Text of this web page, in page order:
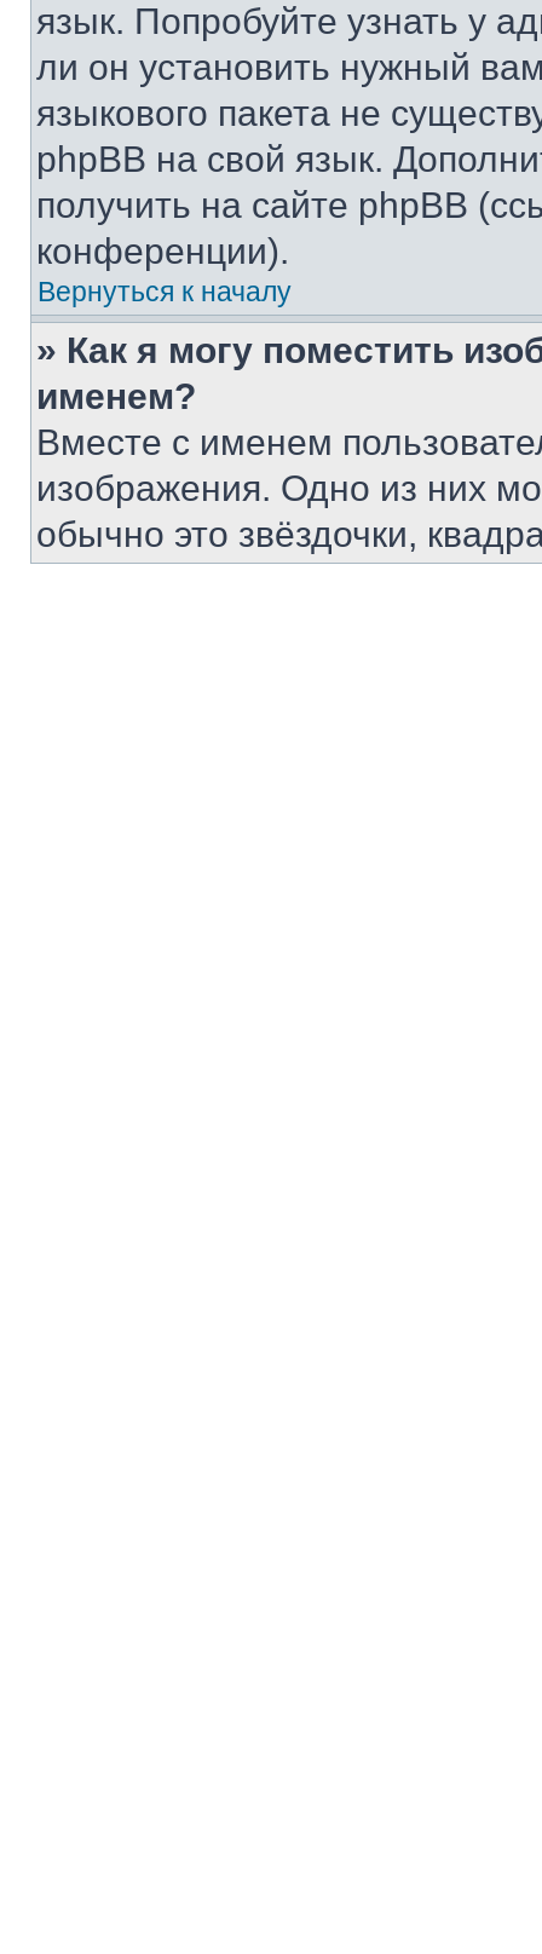
язык. Попробуйте узнать у
ли он установить нужный
языкового пакета не
phpBB на свой язык.
получить на сайте phpBB
конференции).
Вернуться к началу
» Как я могу поместить
именем?
Вместе с именем
изображения. Одно из них
обычно это звёздочки,